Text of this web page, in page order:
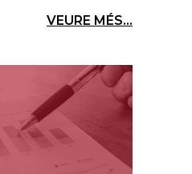
VEURE MÉS...